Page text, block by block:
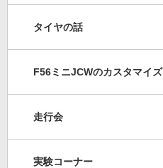
タイヤの話
F56ミニJCWのカスタマイズ
走行会
実験コーナー